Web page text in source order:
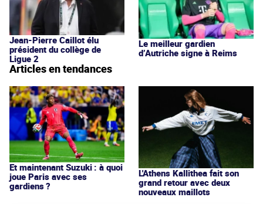
Jean-Pierre Caillot élu
président du collège de
Ligue 2
Le meilleur gardien
d’Autriche signe à Reims
Articles en tendances
Et maintenant Suzuki : à quoi
joue Paris avec ses
gardiens ?
L'Athens Kallithea fait son
grand retour avec deux
nouveaux maillots